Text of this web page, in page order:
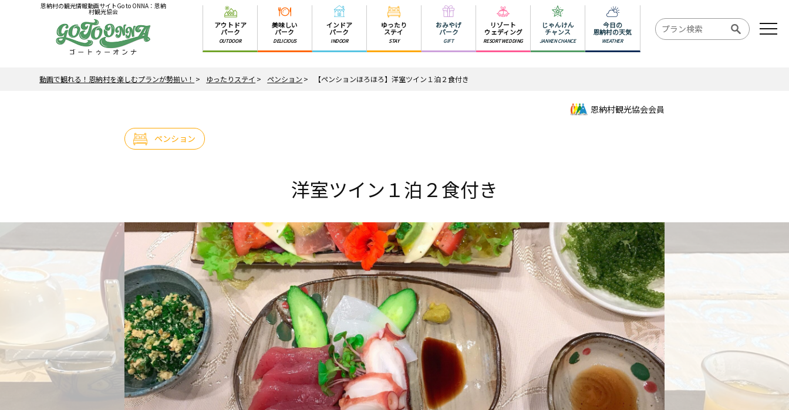
恩納村の観光情報動画サイトGo to ONNA：恩納
村観光協会
アウトドア
パーク
OUTDOOR
美味しい
パーク
DELICIOUS
インドア
パーク
INDOOR
ゆったり
ステイ
STAY
おみやげ
パーク
GIFT
リゾート
ウェディング
RESORT WEDDING
じゃんけん
チャンス
JANKEN CHANCE
今日の
恩納村の天気
WEATHER
動画で観れる！恩納村を楽しむプランが勢揃い！ ゆったりステイ ペンション 【ペンションほろほろ】洋室ツイン１泊２食付き
恩納村観光協会会員
ペンション
洋室ツイン１泊２食付き